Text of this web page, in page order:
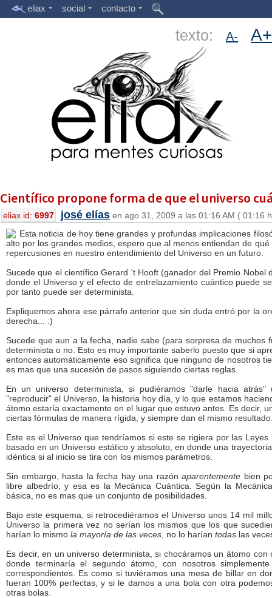
eliax social contacto
texto: A- A+
Científico propone forma de que el universo
eliax id: 6997 josé elías en ago 31, 2009 a las 01:16 AM ( 01:16
Esta noticia de hoy tiene grandes y profundas implicaciones
alto por los grandes medios, espero que al menos entiendan de
repercusiones en nuestro entendimiento del Universo en un futuro.
Sucede que el científico Gerard 't Hooft (ganador del Premio
donde el Universo y el efecto de entrelazamiento cuántico puede
por tanto puede ser determinista.
Expliquemos ahora ese párrafo anterior que sin duda entró por la
derecha... :)
Sucede que aun a la fecha, nadie sabe (para sorpresa de muchos
determinista o no. Esto es muy importante saberlo puesto que si
entonces automáticamente eso significa que ninguno de nosotros
es mas que una sucesión de pasos siguiendo ciertas reglas.
En un universo determinista, si pudiéramos "darle hacia
"reproducir" el Universo, la historia hoy día, y lo que estamos
átomo estaría exactamente en el lugar que estuvo antes. Es decir,
ciertas fórmulas de manera rígida, y siempre dan el mismo
Este es el Universo que tendríamos si este se rigiera por las
basado en un Universo estático y absoluto, en donde una
idéntica si al inicio se tira con los mismos parámetros.
Sin embargo, hasta la fecha hay una razón aparentemente bien
libre albedrío, y esa es la Mecánica Cuántica. Según la
básica, no es mas que un conjunto de posibilidades.
Bajo este esquema, si retrocediéramos el Universo unos 14 mil
Universo la primera vez no serían los mismos que los que
harían lo mismo la mayoría de las veces , no lo harían todas las
Es decir, en un universo determinista, si chocáramos un átomo
donde terminaría el segundo átomo, con nosotros
correspondientes. Es como si tuviéramos una mesa de billar en
fueran 100% perfectas, y si le damos a una bola con otra
otras bolas.